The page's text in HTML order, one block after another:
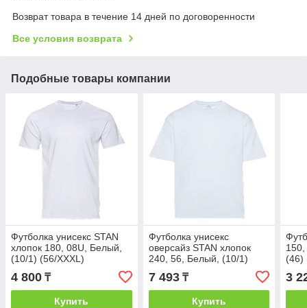
Возврат товара в течение 14 дней по договоренности
Все условия возврата
Подобные товары компании
Футболка унисекс STAN
хлопок 180, 08U, Белый,
(10/1) (56/XXXL)
4 800 ₸
Купить
Футболка унисекс
оверсайз STAN хлопок
240, 56, Белый, (10/1)
(56/XXXL)
7 493₸
Купить
(46)
3